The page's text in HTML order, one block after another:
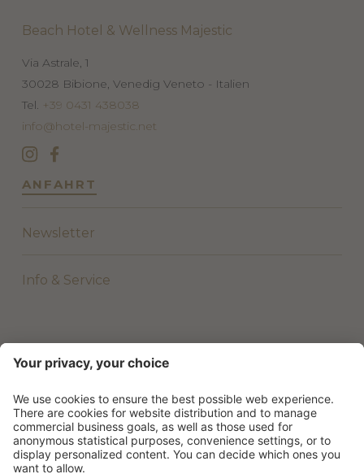
Beach Hotel & Wellness Majestic
Via Astrale, 1
30028 Bibione, Venedig Veneto - Italien
Tel. +39 0431 438038
info@hotel-majestic.net
ANFAHRT
Newsletter
Info & Service